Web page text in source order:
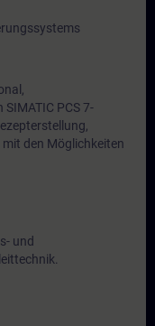
PCS 7-
den Möglichkeiten
und